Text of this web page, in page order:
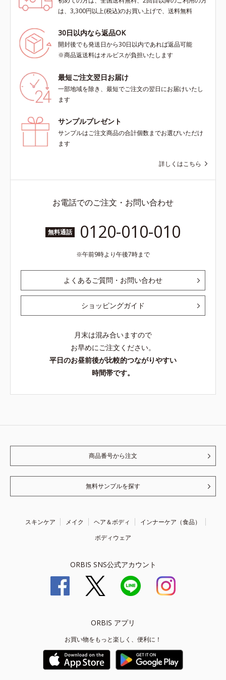
は、3,300円以上(税込)のお買い上げで、送料無料
30日以内なら返品OK
開封後でも発送日から30日以内であれば返品可能
※商品返送料はオルビスが負担いたします
最短ご注文翌日お届け
一部地域を除き、最短でご注文の翌日にお届けいたし
ます
サンプルプレゼント
サンプルはご注文商品の合計個数までお選びいただけ
ます
詳しくはこちら
お電話でのご注文・お問い合わせ
無料通話 0120-010-010
午前9時より午後7時まで
よくあるご質問・お問い合わせ
ショッピングガイド
月末は混み合いますので
お早めにご注文ください。
平日のお昼前後が比較的つながりやすい
時間帯です。
商品番号から注文
無料サンプルを探す
スキンケア メイク ヘア＆ボディ
インナーケア（食品）
ボディウェア
ORBIS SNS公式アカウント
ORBIS アプリ
お買い物をもっと楽しく、便利に！